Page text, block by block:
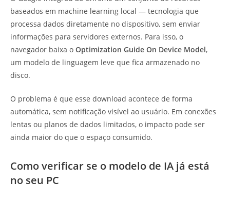
baseados em machine learning local — tecnologia que
processa dados diretamente no dispositivo, sem enviar
informações para servidores externos. Para isso, o
navegador baixa o Optimization Guide On Device Model,
um modelo de linguagem leve que fica armazenado no
disco.
O problema é que esse download acontece de forma
automática, sem notificação visível ao usuário. Em conexões
lentas ou planos de dados limitados, o impacto pode ser
ainda maior do que o espaço consumido.
Como verificar se o modelo de IA já está
no seu PC